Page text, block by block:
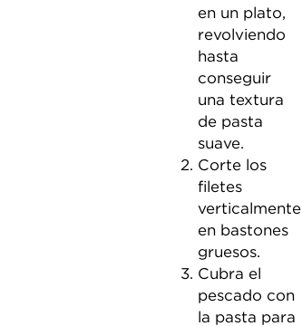
en un plato,
revolviendo
hasta
conseguir
una textura
de pasta
suave.
Corte los
filetes
verticalmente
en bastones
gruesos.
Cubra el
pescado con
la pasta para